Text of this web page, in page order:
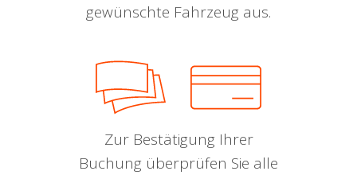
gewünschte Fahrzeug aus.
Zur Bestätigung Ihrer
Buchung überprüfen Sie alle